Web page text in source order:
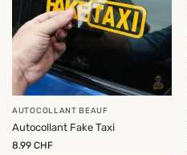
AUTOCOLLANT BEAUF
Autocollant Fake Taxi
8.99 CHF